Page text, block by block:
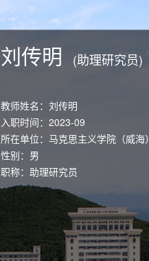
刘传明 (助理研究员)
教师姓名：刘传明
入职时间：2023-09
所在单位：马克思主义学院（威海）
性别：男
职称：助理研究员